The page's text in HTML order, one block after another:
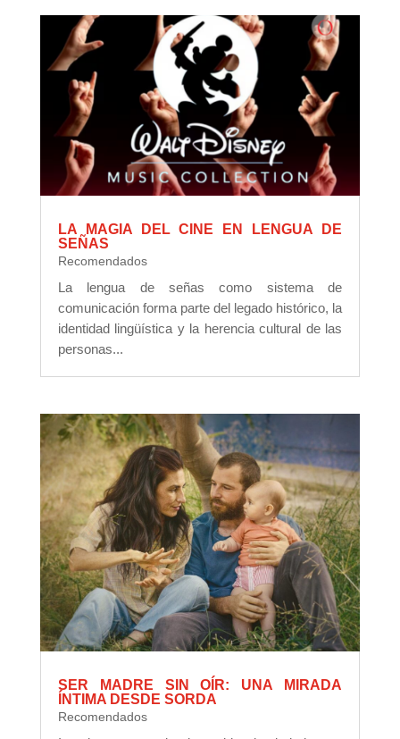
LA MAGIA DEL CINE EN LENGUA DE
SEÑAS
Recomendados
La lengua de señas como sistema de
comunicación forma parte del legado histórico, la
identidad lingüística y la herencia cultural de las
personas...
SER MADRE SIN OÍR: UNA MIRADA
ÍNTIMA DESDE SORDA
Recomendados